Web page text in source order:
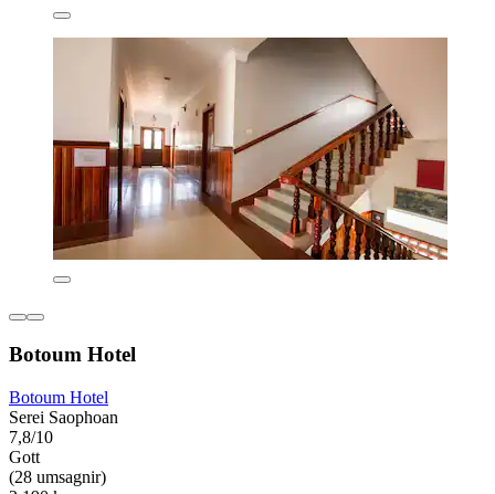
Botoum Hotel
Botoum Hotel
Serei Saophoan
7,8/10
Gott
(28 umsagnir)